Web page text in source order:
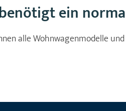
ein
alle Wohnwagenmodelle